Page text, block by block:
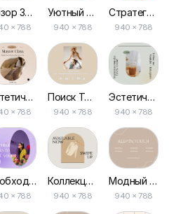
Обзор Зеленой Эстетики, Отзывы Бизнеса Публикация в Facebook
× 788
Эстетический Мастер-класс Бизнес Пост на Facebook
× 788
Необходимые Хаки для Начала Блога, Пост в Facebook
× 788
Уютный Плейлист Бежевый Пост в Facebook
940 × 788
Поиск Той Девушки Эстетика Пост в Facebook
940 × 788
Коллекция Доступна Сейчас Рекламные Посты для Facebook
940 × 788
Стратегия Контента, Розовый Пост для Бизнеса в Facebook
940 × 788
Эстетическое Вдохновение Прекрасная Рутина Пост в Facebook
940 × 788
Модный Стиль Эстетика Бежевый Поддерживайте Связь Пост на Facebook
940 × 788